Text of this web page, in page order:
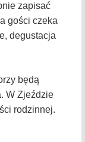
zapisać
gości czeka
degustacja
będą
W Zjeździe
rodzinnej.